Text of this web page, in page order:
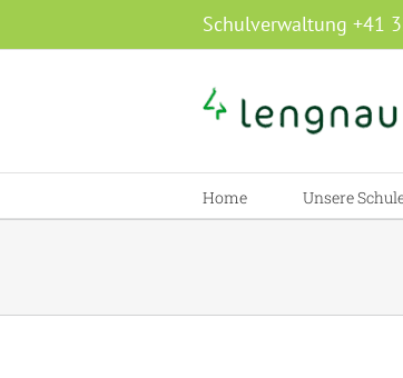
Inhalt
Schulverwaltung +41
Home Unsere